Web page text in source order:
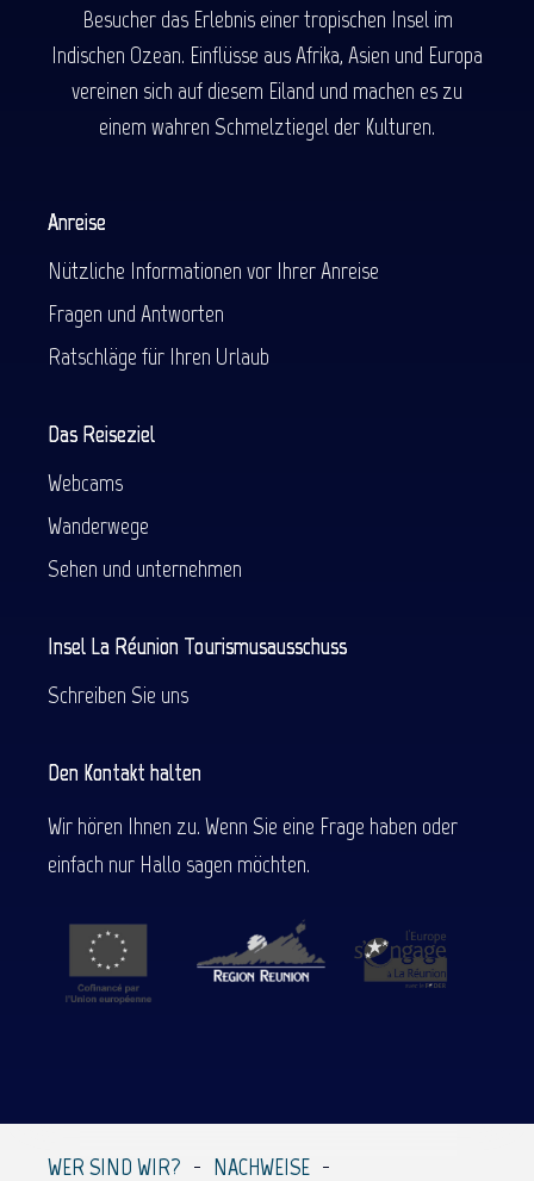
Besucher das Erlebnis einer tropischen Insel im
Indischen Ozean. Einflüsse aus Afrika, Asien und Europa
vereinen sich auf diesem Eiland und machen es zu
einem wahren Schmelztiegel der Kulturen.
Anreise
Nützliche Informationen vor Ihrer Anreise
Fragen und Antworten
Ratschläge für Ihren Urlaub
Das Reiseziel
Webcams
Wanderwege
Sehen und unternehmen
Insel La Réunion Tourismusausschuss
Schreiben Sie uns
Den Kontakt halten
Wir hören Ihnen zu. Wenn Sie eine Frage haben oder
einfach nur Hallo sagen möchten.
WER SIND WIR? NACHWEISE